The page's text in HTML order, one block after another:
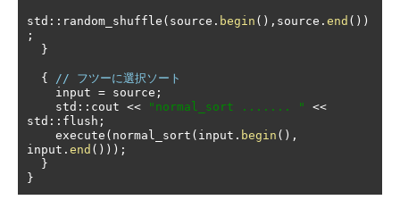
std :: random_shuffle ( source . begin (), source . end ())
;
}
{
// フツーに選択ソート
    input
= source ;
    std
:: cout << "normal_sort ....... "
<<
std :: flush ;
    execute
( normal_sort ( input . begin (),
input . end ()));
}
}